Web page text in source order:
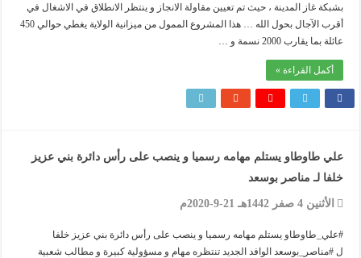
بشبكة غاز المدينة ، حيث تم تعيين مقاولة الانجاز و ينتظر الانطلاق في الاشغال في
أقرب الآجال بحول الله … هذا المشروع الممول من ميزانية الولاية يغطي حوالي 450
عائلة بما يقارب 2000 نسمة و …
أكمل القراءة »
علي طاوطاو يستلم مهامه رسميا و ينصب على رأس دائرة بني عزيز
خلفا لـ مناصر بوسعد
الأثنين 4 صفر 1442هـ 21-9-2020م
#علي_طاوطاو يستلم مهامه رسميا و ينصب على رأس دائرة بني عزيز خلفا
ل #مناصر_بوسعد الوافد الجديد تنتظره مهام و مسؤولية كبيرة و مطالب شعبية